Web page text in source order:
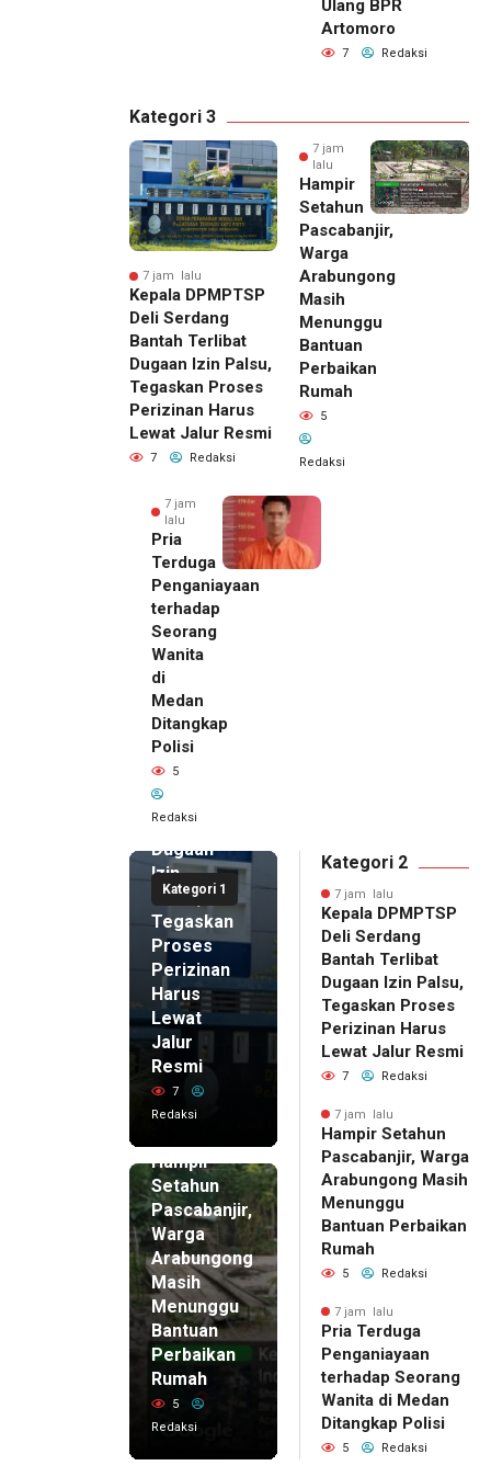
Ulang BPR
Artomoro
7 Redaksi
Kategori 3
7 jam lalu
Kepala DPMPTSP
Deli Serdang
Bantah Terlibat
Dugaan Izin Palsu,
Tegaskan Proses
Perizinan Harus
Lewat Jalur Resmi
7 Redaksi
7 jam
lalu
Hampir
Setahun
Pascabanjir,
Warga
Arabungong
Masih
Menunggu
Bantuan
Perbaikan
Rumah
5
Redaksi
7 jam
lalu
Pria
Terduga
Penganiayaan
terhadap
Seorang
Wanita
di
Medan
Ditangkap
Polisi
5
Redaksi
Kategori 1
7 jam lalu
Kepala
DPMPTSP
Deli
Serdang
Bantah
Terlibat
Dugaan
Izin
Palsu,
Tegaskan
Proses
Perizinan
Harus
Lewat
Jalur
Resmi
7
Redaksi
Hampir
Setahun
Pascabanjir,
Warga
Arabungong
Masih
Menunggu
Bantuan
Perbaikan
Rumah
5
Redaksi
Kategori 2
7 jam lalu
Kepala DPMPTSP
Deli Serdang
Bantah Terlibat
Dugaan Izin Palsu,
Tegaskan Proses
Perizinan Harus
Lewat Jalur Resmi
7 Redaksi
7 jam lalu
Hampir Setahun
Pascabanjir, Warga
Arabungong Masih
Menunggu
Bantuan Perbaikan
Rumah
5 Redaksi
7 jam lalu
Pria Terduga
Penganiayaan
terhadap Seorang
Wanita di Medan
Ditangkap Polisi
5 Redaksi